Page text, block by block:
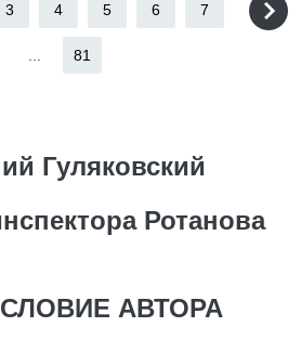
3 4 5 6 7
81
Гуляковский
Ротанова
АВТОРА